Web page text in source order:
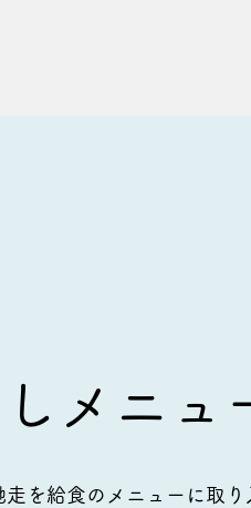
メニュ
を給食のメニューに取り